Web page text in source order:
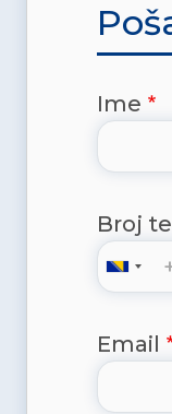
Ime
Broj
Email